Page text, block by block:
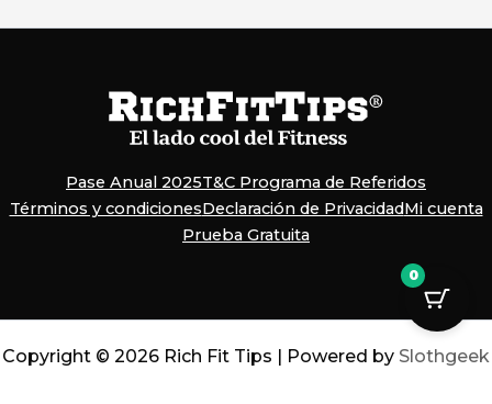
Pase Anual 2025T&C Programa de Referidos
Términos y condicionesDeclaración de PrivacidadMi cuenta
Prueba Gratuita
Copyright © 2026 Rich Fit Tips | Powered by Slothgeek
0